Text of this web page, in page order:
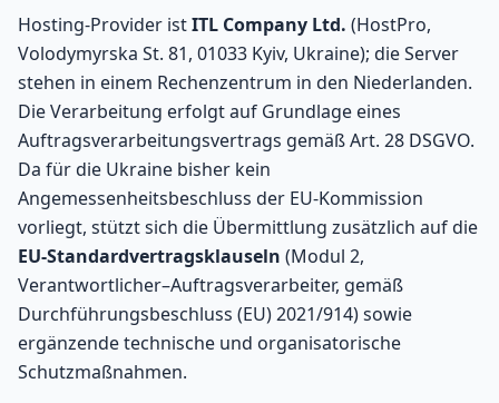
Hosting-Provider istITL Company Ltd. (HostPro,
Volodymyrska St. 81, 01033 Kyiv, Ukraine); die Server
stehen in einem Rechenzentrum in den Niederlanden.
Die Verarbeitung erfolgt auf Grundlage eines
Auftragsverarbeitungsvertrags gemäß Art. 28 DSGVO.
Da für die Ukraine bisher kein
Angemessenheitsbeschluss der EU-Kommission
vorliegt, stützt sich die Übermittlung zusätzlich auf die
EU-Standardvertragsklauseln (Modul 2,
Verantwortlicher–Auftragsverarbeiter, gemäß
Durchführungsbeschluss (EU) 2021/914) sowie
ergänzende technische und organisatorische
Schutzmaßnahmen.